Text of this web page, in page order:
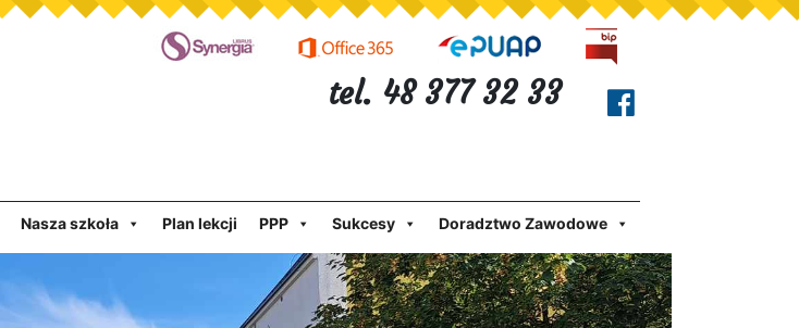
tel. 48 377 32 33
Nasza szkoła Plan lekcji PPP Sukcesy Doradztwo Zawodowe